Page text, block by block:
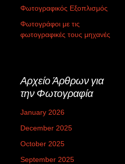
Φωτογραφικός Εξοπλισμός
Φωτογράφοι με τις
φωτογραφικές τους μηχανές
Αρχείο Άρθρων για
την Φωτογραφία
January 2026
December 2025
October 2025
September 2025